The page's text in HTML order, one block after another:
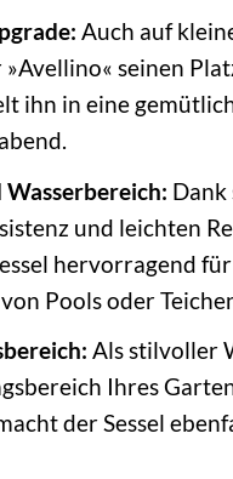
Auch auf
seinen
ihn in eine
Wasserbereich: Dank
und leichten
hervorragend
Pools oder
Als stilvoller
Ihres
der Sessel